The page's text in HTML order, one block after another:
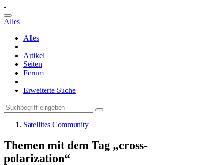
Alles
Alles
Artikel
Seiten
Forum
Erweiterte Suche
Satellites Community
Themen mit dem Tag „cross-
polarization“